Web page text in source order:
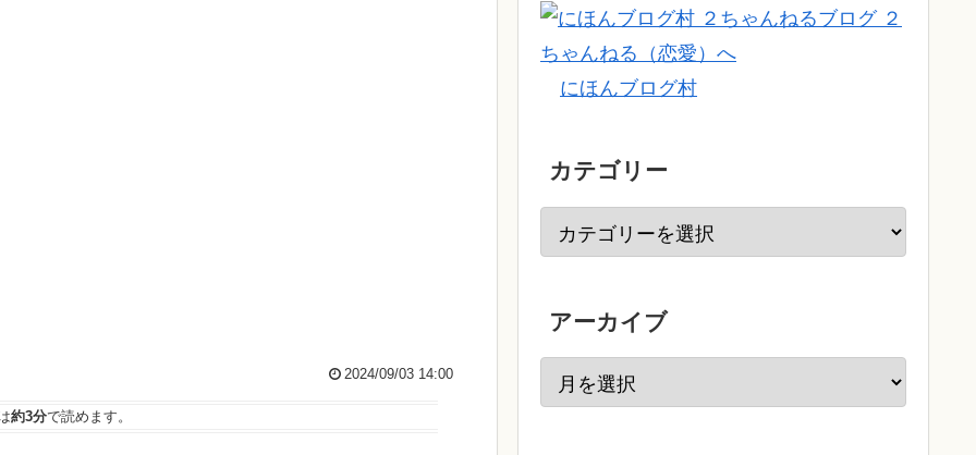
2024/09/03 14:00
約3分で読めます。
にほんブログ村
カテゴリー
アーカイブ